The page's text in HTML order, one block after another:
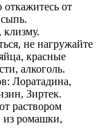
от
не нагружайте
красные
алкоголь.
Лоратадина,
Зиртек.
раствором
из ромашки,